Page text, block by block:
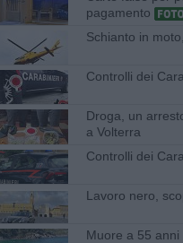
pagamento
Schianto in
Controlli dei
Droga, un
a Volterra
Controlli dei
Lavoro nero,
Muore a 55